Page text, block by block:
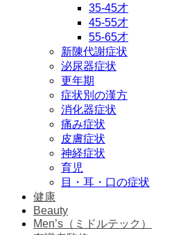
35-45才
45-55才
55-65才
新陳代謝症状
泌尿器症状
更年期
症状別の漢方
消化器症状
痛み症状
皮膚症状
神経症状
育児
目・耳・口の症状
健康
Beauty
Men’s（ミドルテック）